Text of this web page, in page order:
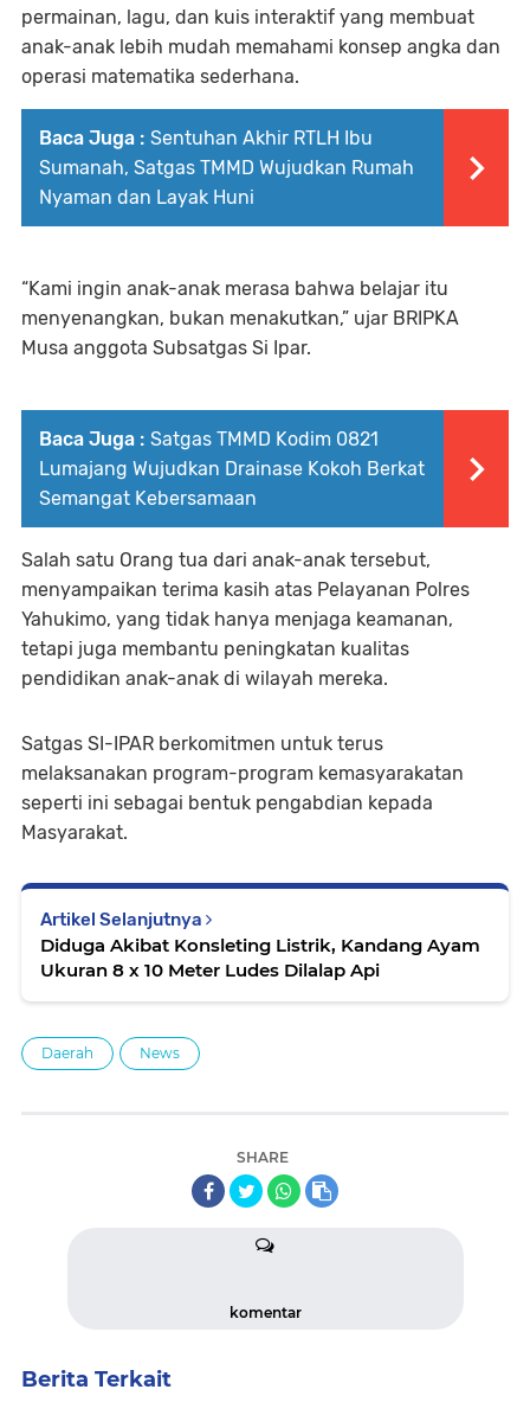
permainan, lagu, dan kuis interaktif yang membuat
anak-anak lebih mudah memahami konsep angka dan
operasi matematika sederhana.
Baca Juga : Sentuhan Akhir RTLH Ibu
Sumanah, Satgas TMMD Wujudkan Rumah
Nyaman dan Layak Huni
“Kami ingin anak-anak merasa bahwa belajar itu
menyenangkan, bukan menakutkan,” ujar BRIPKA
Musa anggota Subsatgas Si Ipar.
Baca Juga : Satgas TMMD Kodim 0821
Lumajang Wujudkan Drainase Kokoh Berkat
Semangat Kebersamaan
Salah satu Orang tua dari anak-anak tersebut,
menyampaikan terima kasih atas Pelayanan Polres
Yahukimo, yang tidak hanya menjaga keamanan,
tetapi juga membantu peningkatan kualitas
pendidikan anak-anak di wilayah mereka.
Satgas SI-IPAR berkomitmen untuk terus
melaksanakan program-program kemasyarakatan
seperti ini sebagai bentuk pengabdian kepada
Masyarakat.
Artikel Selanjutnya
Diduga Akibat Konsleting Listrik, Kandang Ayam
Ukuran 8 x 10 Meter Ludes Dilalap Api
Daerah News
SHARE
komentar
Berita Terkait